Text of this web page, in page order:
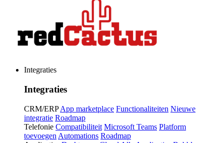
Integraties
Integraties
CRM/ERP App marketplace Functionaliteiten Nieuwe
integratie Roadmap
Telefonie Compatibiliteit Microsoft Teams Platform
toevoegen Automations Roadmap